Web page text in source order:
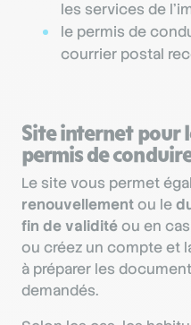
les services de
le permis de
courrier postal
Site internet pour
permis de
Le site vous permet
renouvellementou le
fin de validitéou en
ou créez un compte et
à préparer les
demandés.